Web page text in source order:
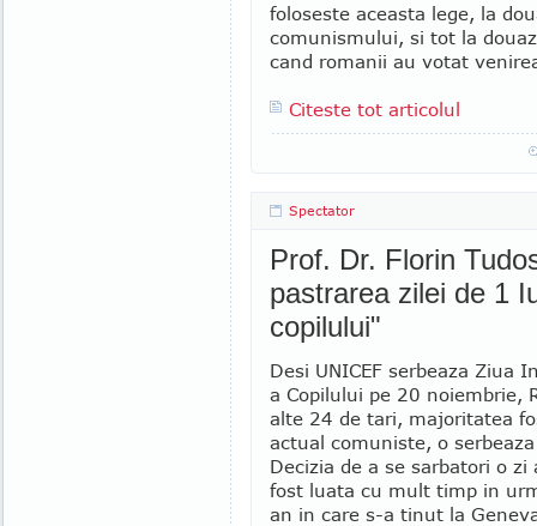
foloseste aceasta lege, la
comunismului, si tot la
cand romanii au votat
Citeste tot articolul
Spectator
Prof. Dr. Florin
pastrarea zilei de 1
copilului"
Desi UNICEF serbeaza Ziua
a Copilului pe 20 noiembrie,
alte 24 de tari, majoritatea
actual comuniste, o
Decizia de a se sarbatori o zi
fost luata cu mult timp in
an in care s-a tinut la